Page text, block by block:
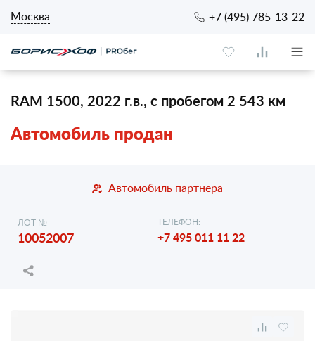
Москва +7 (495) 785-13-22
RAM 1500, 2022 г.в., с пробегом 2 543 км
Автомобиль продан
Автомобиль партнера
ЛОТ №
10052007
ТЕЛЕФОН:
+7 495 011 11 22